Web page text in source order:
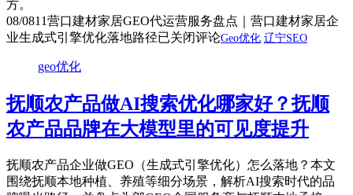
方。
08/0811营口建材家居GEO代运营服务盘点｜营口建材家居企
业生成式引擎优化落地路径已关闭评论Geo优化 辽宁SEO
geo优化
抚顺农产品做AI搜索优化哪家好？抚顺
农产品品牌在大模型里的可见度提升
抚顺农产品企业做GEO（生成式引擎优化）怎么落地？本文
围绕抚顺本地种植、养殖等细分场景，解析AI搜索时代的品